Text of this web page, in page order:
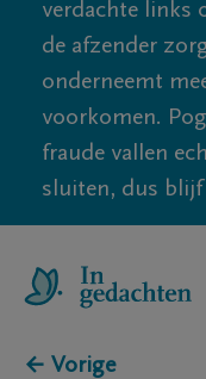
verdachte links
de afzender
onderneemt
voorkomen.
fraude vallen
sluiten, dus blijf
← Vorige